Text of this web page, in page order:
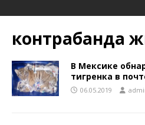
контрабанда
В Мексике
тигренка в
06.05.2019